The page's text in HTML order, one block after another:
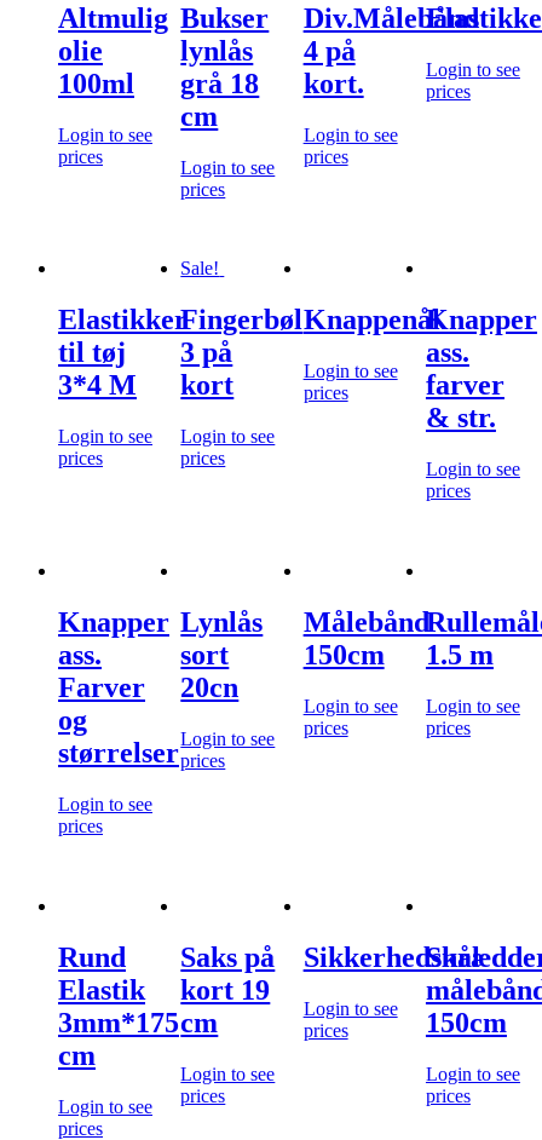
Altmulig
olie
100ml
Login to see
prices
Bukser
lynlås
grå 18
cm
Login to see
prices
Div.Målebånd
4 på
kort.
Login to see
prices
Login to see
prices
Elastikker
til tøj
3*4 M
Login to see
prices
Sale!
Fingerbøl
3 på
kort
Login to see
prices
Knappenål
Login to see
prices
Knapper
ass.
farver
& str.
Login to see
prices
Knapper
ass.
Farver
og
størrelser
Login to see
prices
Lynlås
sort
20cn
Login to see
prices
Målebånd
150cm
Login to see
prices
1.5 m
Login to see
prices
Rund
Elastik
3mm*175
cm
Login to see
prices
Saks på
kort 19
cm
Login to see
prices
Sikkerhedsnål
Login to see
prices
150cm
Login to see
prices